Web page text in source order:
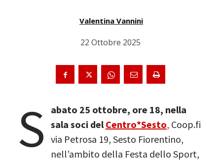
Valentina Vannini
22 Ottobre 2025
S
abato 25 ottobre, ore 18, nella
sala soci delCentro*Sesto, Coop.fi
via Petrosa 19, Sesto Fiorentino,
nell’ambito della Festa dello Sport,